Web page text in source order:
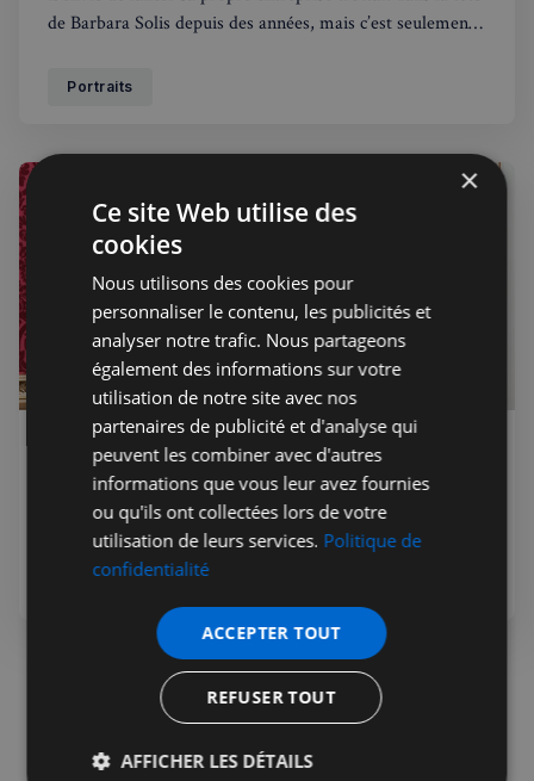
de Barbara Solis depuis des années, mais c’est seulement
emploi dans le monde de la finance. Grâce à un ami en
Portraits
Lea Teuscher 28 déc. 2020 Premium
La Wallace Collection : un petit bout
de Paris en plein centre de Londres
×
Ce site Web utilise des
cookies
Nous utilisons des cookies pour
personnaliser le contenu, les publicités et
analyser notre trafic. Nous partageons
également des informations sur votre
utilisation de notre site avec nos
partenaires de publicité et d'analyse qui
peuvent les combiner avec d'autres
informations que vous leur avez fournies
ou qu'ils ont collectées lors de votre
utilisation de leurs services. Politique de
confidentialité
ACCEPTER TOUT
REFUSER TOUT
AFFICHER LES DÉTAILS